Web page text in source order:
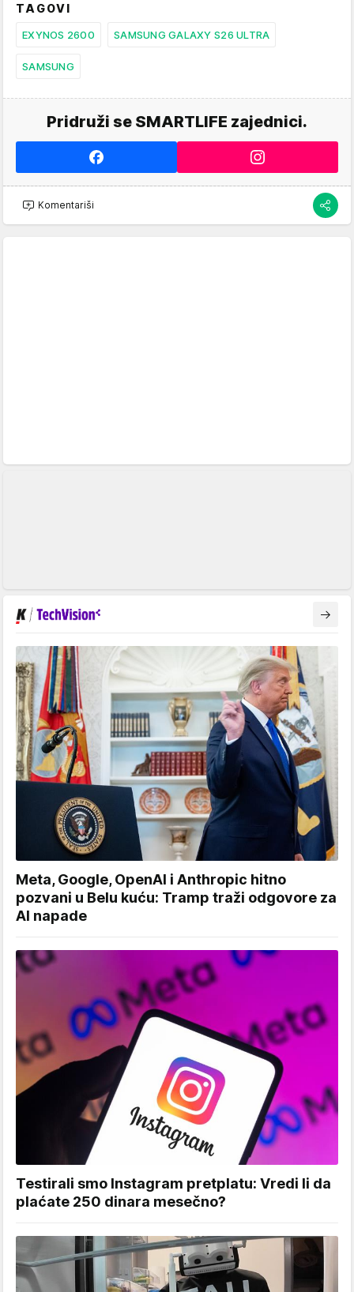
TAGOVI
EXYNOS 2600 SAMSUNG GALAXY S26 ULTRA
SAMSUNG
Pridruži se SMARTLIFE zajednici.
Komentariši
Meta, Google, OpenAI i Anthropic hitno
pozvani u Belu kuću: Tramp traži odgovore za
AI napade
Testirali smo Instagram pretplatu: Vredi li da
plaćate 250 dinara mesečno?